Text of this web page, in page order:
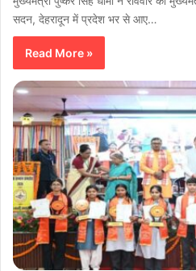
सदन, देहरादून में प्रदेश भर से आए…
Read More »